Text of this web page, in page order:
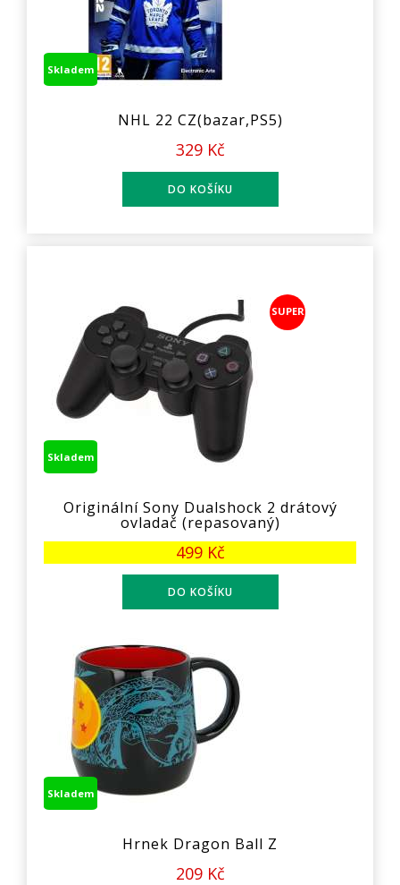
Skladem
NHL 22 CZ(bazar,PS5)
329 Kč
SUPER
Skladem
Originální Sony Dualshock 2 drátový
ovladač (repasovaný)
499 Kč
Skladem
Hrnek Dragon Ball Z
209 Kč